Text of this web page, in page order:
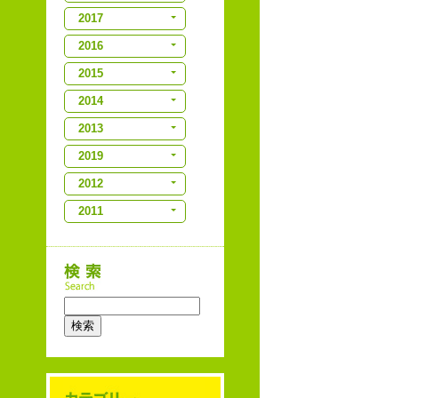
2017
2016
2015
2014
2013
2019
2012
2011
検索